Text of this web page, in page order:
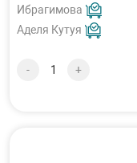
Ибрагимова
Аделя Кутуя
- +